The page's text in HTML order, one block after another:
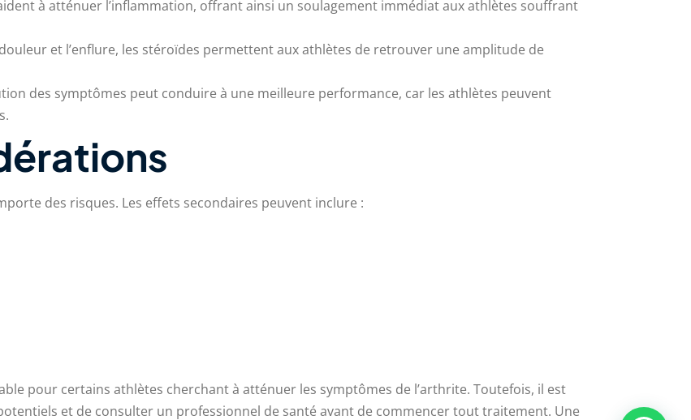
à atténuer l’inflammation, offrant ainsi un soulagement immédiat aux athlètes souffrant
et l’enflure, les stéroïdes permettent aux athlètes de retrouver une amplitude de
des symptômes peut conduire à une meilleure performance, car les athlètes peuvent
des risques. Les effets secondaires peuvent inclure :
pour certains athlètes cherchant à atténuer les symptômes de l’arthrite. Toutefois, il est
et de consulter un professionnel de santé avant de commencer tout traitement. Une